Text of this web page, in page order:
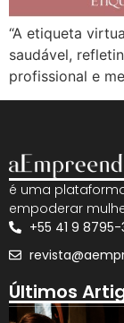
“A etiqueta
saudável,
profissional e
é uma
empoderar
+55 41 9
Últimos